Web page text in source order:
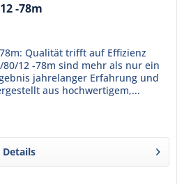
-78m
Qualität trifft auf Effizienz
12 -78m sind mehr als nur ein
jahrelanger Erfahrung und
aus hochwertigem,...
Details